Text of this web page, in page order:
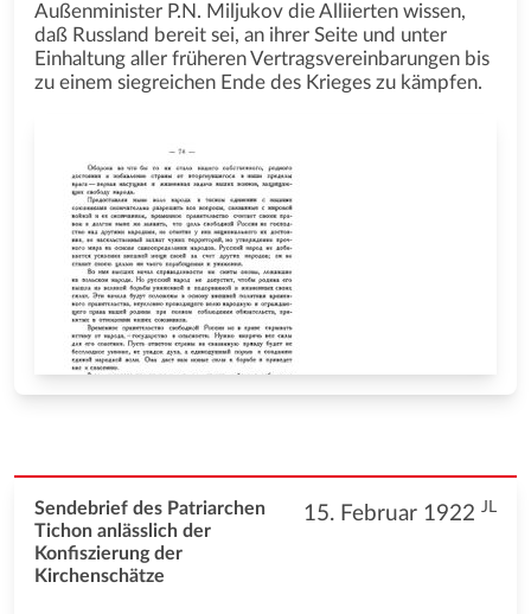
Außenminister P.N. Miljukov die Alliierten wissen,
daß Russland bereit sei, an ihrer Seite und unter
Einhaltung aller früheren Vertragsvereinbarungen bis
zu einem siegreichen Ende des Krieges zu kämpfen.
15. Februar 1922JL
Sendebrief des Patriarchen
Tichon anlässlich der
Konfiszierung der
Kirchenschätze